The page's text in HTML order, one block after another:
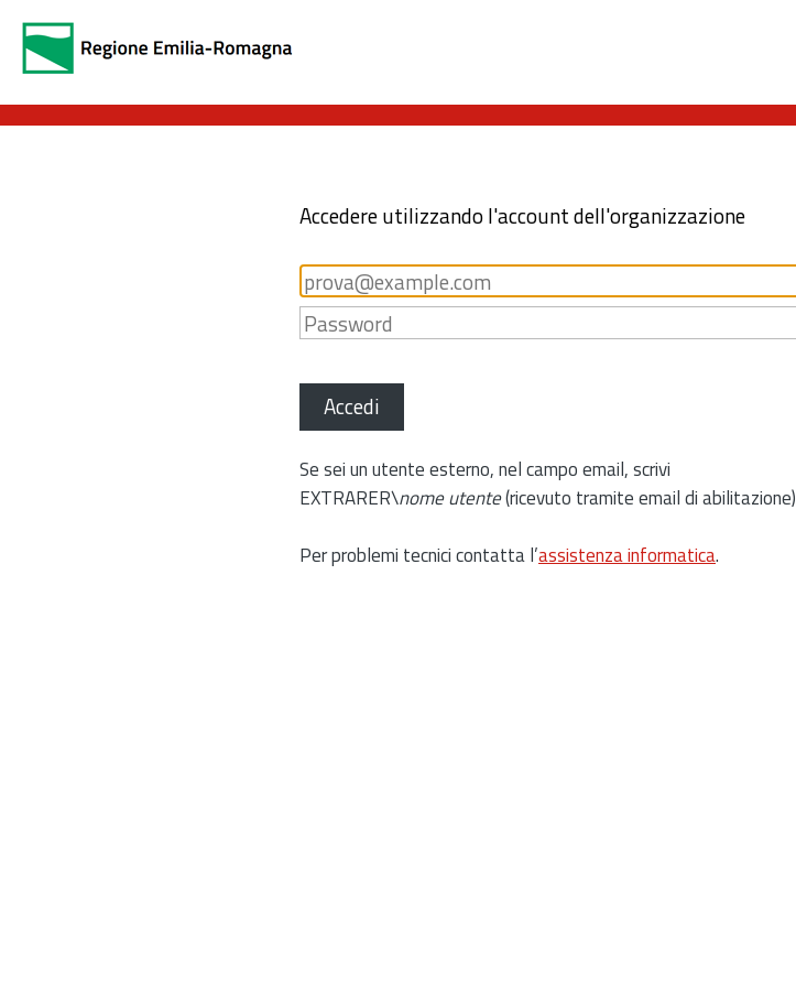
Accedere utilizzando l'account dell'organizzazione
Accedi
Se sei un utente esterno, nel campo email, scrivi
EXTRARER\nome utente(ricevuto tramite email di abilitazione)
Per problemi tecnici contatta l’assistenza informatica.